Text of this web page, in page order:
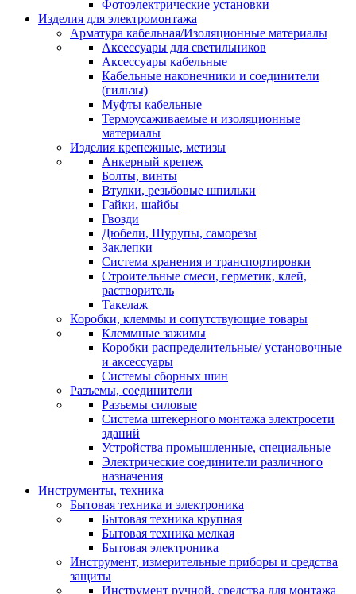
Фотоэлектрические установки
Изделия для электромонтажа
Арматура кабельная/Изоляционные материалы
Аксессуары для светильников
Аксессуары кабельные
Кабельные наконечники и соединители
(гильзы)
Муфты кабельные
Термоусаживаемые и изоляционные
материалы
Изделия крепежные, метизы
Анкерный крепеж
Болты, винты
Втулки, резьбовые шпильки
Гайки, шайбы
Гвозди
Дюбели, Шурупы, саморезы
Заклепки
Система хранения и транспортировки
Строительные смеси, герметик, клей,
растворитель
Такелаж
Коробки, клеммы и сопутствующие товары
Клеммные зажимы
Коробки распределительные/ установочные
и аксессуары
Системы сборных шин
Разъемы, соединители
Разъемы силовые
Система штекерного монтажа электросети
зданий
Устройства промышленные, специальные
Электрические соединители различного
назначения
Инструменты, техника
Бытовая техника и электроника
Бытовая техника крупная
Бытовая техника мелкая
Бытовая электроника
Инструмент, измерительные приборы и средства
защиты
Инструмент ручной, средства для монтажа